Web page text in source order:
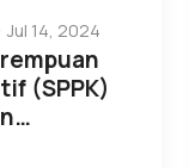
Jul 14, 2024
(SPPK)